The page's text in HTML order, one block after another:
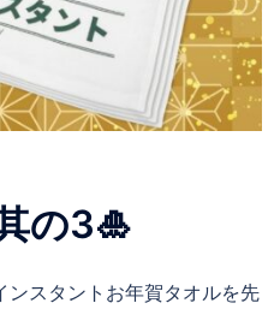
の3🎍
ンスタントお年賀タオルを先